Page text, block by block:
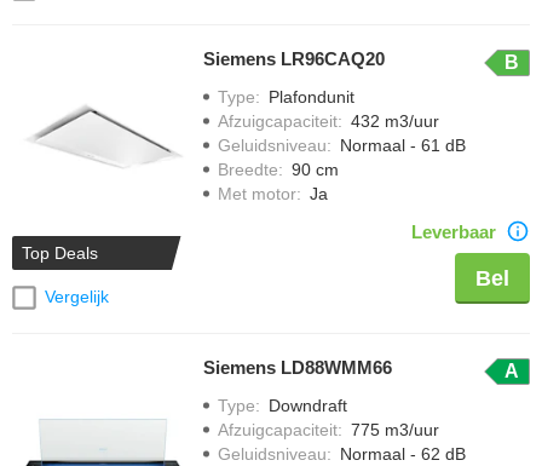
Top Deals
Vergelijk
Siemens LR96CAQ20 B
Type: Plafondunit
Afzuigcapaciteit: 432 m3/uur
Geluidsniveau: Normaal - 61 dB
Breedte: 90 cm
Met motor: Ja
Leverbaar
Bel
Siemens LD88WMM66 A
Type: Downdraft
Afzuigcapaciteit: 775 m3/uur
Geluidsniveau: Normaal - 62 dB